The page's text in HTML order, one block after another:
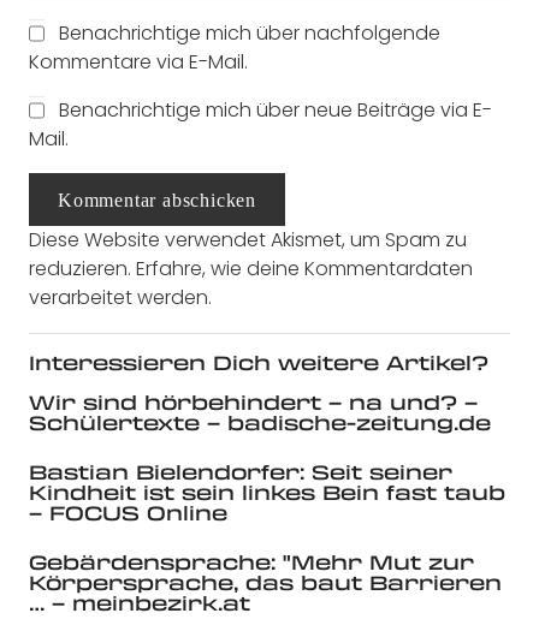
Benachrichtige mich über nachfolgende
Kommentare via E-Mail.
Benachrichtige mich über neue Beiträge via E-
Mail.
Kommentar abschicken
Diese Website verwendet Akismet, um Spam zu
reduzieren. Erfahre, wie deine Kommentardaten
verarbeitet werden.
Interessieren Dich weitere Artikel?
Wir sind hörbehindert – na und? –
Schülertexte – badische-zeitung.de
Bastian Bielendorfer: Seit seiner
Kindheit ist sein linkes Bein fast taub
– FOCUS Online
Gebärdensprache: "Mehr Mut zur
Körpersprache, das baut Barrieren
… – meinbezirk.at